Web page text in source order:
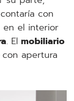
con
el interior
. El mobiliario
apertura